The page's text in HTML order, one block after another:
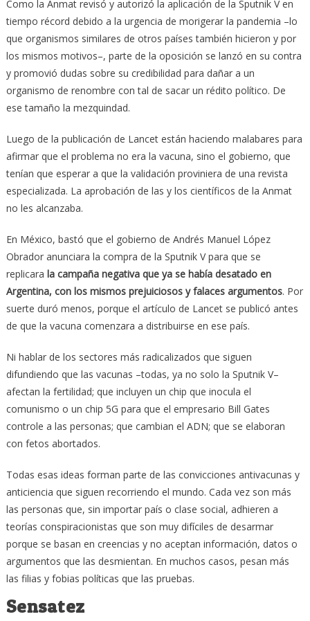
Como la Anmat revisó y autorizó la aplicación de la Sputnik V en
tiempo récord debido a la urgencia de morigerar la pandemia –lo
que organismos similares de otros países también hicieron y por
los mismos motivos–, parte de la oposición se lanzó en su contra
y promovió dudas sobre su credibilidad para dañar a un
organismo de renombre con tal de sacar un rédito político. De
ese tamaño la mezquindad.
Luego de la publicación de Lancet están haciendo malabares para
afirmar que el problema no era la vacuna, sino el gobierno, que
tenían que esperar a que la validación proviniera de una revista
especializada. La aprobación de las y los científicos de la Anmat
no les alcanzaba.
En México, bastó que el gobierno de Andrés Manuel López
Obrador anunciara la compra de la Sputnik V para que se
replicara la campaña negativa que ya se había desatado en
Argentina, con los mismos prejuiciosos y falaces argumentos. Por
suerte duró menos, porque el artículo de Lancet se publicó antes
de que la vacuna comenzara a distribuirse en ese país.
Ni hablar de los sectores más radicalizados que siguen
difundiendo que las vacunas –todas, ya no solo la Sputnik V–
afectan la fertilidad; que incluyen un chip que inocula el
comunismo o un chip 5G para que el empresario Bill Gates
controle a las personas; que cambian el ADN; que se elaboran
con fetos abortados.
Todas esas ideas forman parte de las convicciones antivacunas y
anticiencia que siguen recorriendo el mundo. Cada vez son más
las personas que, sin importar país o clase social, adhieren a
teorías conspiracionistas que son muy difíciles de desarmar
porque se basan en creencias y no aceptan información, datos o
argumentos que las desmientan. En muchos casos, pesan más
las filias y fobias políticas que las pruebas.
Sensatez